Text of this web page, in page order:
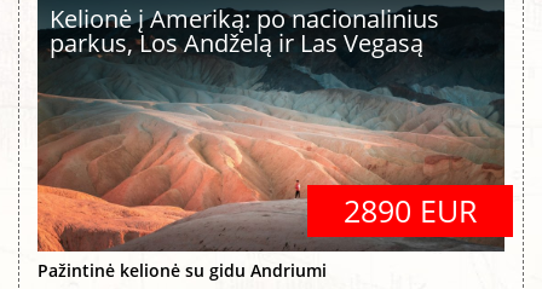
Kelionė į Ameriką: po nacionalinius
parkus, Los Andželą ir Las Vegasą
2890 EUR
Pažintinė kelionė su gidu Andriumi